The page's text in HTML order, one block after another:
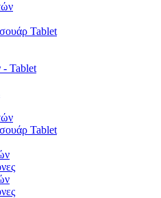
Tablet
- Tablet
Tablet